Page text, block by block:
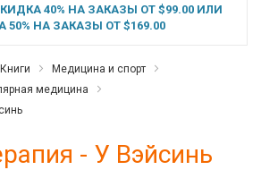
40% НА ЗАКАЗЫ ОТ $99.00 ИЛИ
50% НА ЗАКАЗЫ ОТ $169.00
Книги
Медицина и спорт
медицина
- У Вэйсинь